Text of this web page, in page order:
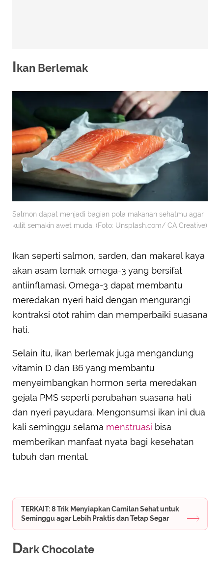
Ikan Berlemak
Salmon dapat menjadi bagian pola makanan sehatmu agar
kulit semakin awet muda. (Foto: Unsplash.com/ CA Creative)
Ikan seperti salmon, sarden, dan makarel kaya
akan asam lemak omega-3 yang bersifat
antiinflamasi. Omega-3 dapat membantu
meredakan nyeri haid dengan mengurangi
kontraksi otot rahim dan memperbaiki suasana
hati.
Selain itu, ikan berlemak juga mengandung
vitamin D dan B6 yang membantu
menyeimbangkan hormon serta meredakan
gejala PMS seperti perubahan suasana hati
dan nyeri payudara. Mengonsumsi ikan ini dua
kali seminggu selama menstruasi bisa
memberikan manfaat nyata bagi kesehatan
tubuh dan mental.
TERKAIT: 8 Trik Menyiapkan Camilan Sehat untuk
Seminggu agar Lebih Praktis dan Tetap Segar
Dark Chocolate